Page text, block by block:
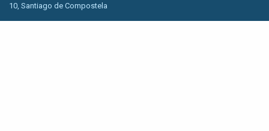
10, Santiago de Compostela